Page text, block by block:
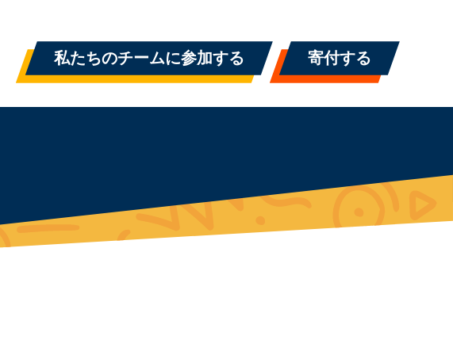
私たちのチームに参加する 寄付する